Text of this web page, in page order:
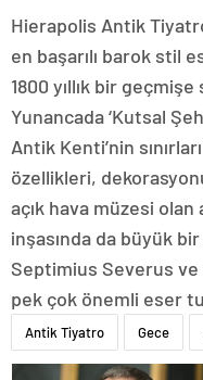
Hierapolis Antik
en başarılı barok stil
1800 yıllık bir
Yunancada ‘Kutsal
Antik Kenti’nin
özellikleri,
açık hava müzesi
inşasında da büyük
Septimius Severus ve
pek çok önemli eser
Antik Tiyatro Gece